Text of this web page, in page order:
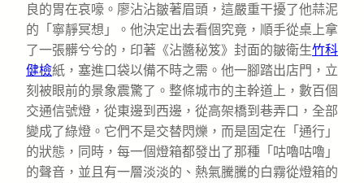
良的胃在哀嚎。廖沾沾皺著眉頭，這嚴重干擾了他蒜泥
的「寧靜冥想」。他決定出去看個究竟，順手從桌上拿
了一張髒兮兮的，印著《沾醬秘笈》封面的皺衛生竹科
健檢紙，塞進口袋以備不時之需。他一腳踏出店門，立
刻被眼前的景象震驚了。整條城市的主幹道上，數百個
交通信號燈，從東邊到西邊，從高架橋到巷弄口，全部
變成了綠燈。它們不是交替閃爍，而是固定在「通行」
的狀態，同時，每一個燈箱都發出了那種「咕嚕咕嚕」
的聲音，並且有一層淡淡的、熱氣騰騰的白霧從燈箱的